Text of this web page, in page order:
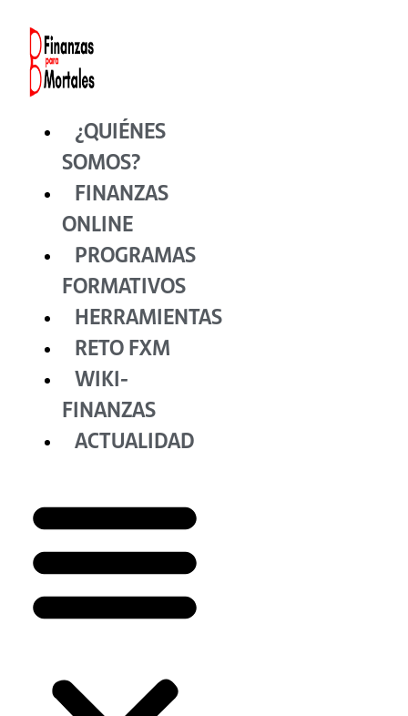
contenido
¿QUIÉNES
SOMOS?
FINANZAS
ONLINE
PROGRAMAS
FORMATIVOS
HERRAMIENTAS
RETO FXM
WIKI-
FINANZAS
ACTUALIDAD